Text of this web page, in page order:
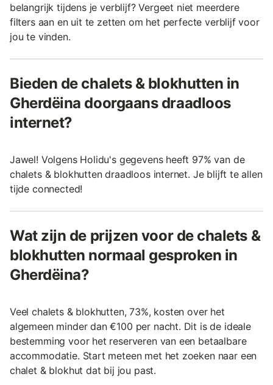
belangrijk tijdens je verblijf? Vergeet niet meerdere
filters aan en uit te zetten om het perfecte verblijf voor
jou te vinden.
Bieden de chalets & blokhutten in
Gherdëina doorgaans draadloos
internet?
Jawel! Volgens Holidu's gegevens heeft 97% van de
chalets & blokhutten draadloos internet. Je blijft te allen
tijde connected!
Wat zijn de prijzen voor de chalets &
blokhutten normaal gesproken in
Gherdëina?
Veel chalets & blokhutten, 73%, kosten over het
algemeen minder dan €100 per nacht. Dit is de ideale
bestemming voor het reserveren van een betaalbare
accommodatie. Start meteen met het zoeken naar een
chalet & blokhut dat bij jou past.